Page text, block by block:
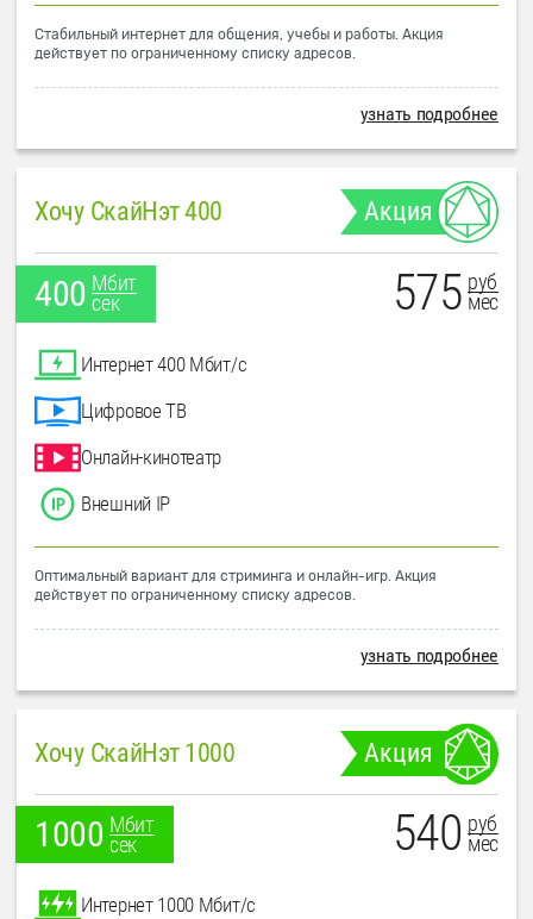
Стабильный интернет для общения, учебы и работы. Акция
действует по ограниченному списку адресов.
узнать подробнее
Хочу СкайНэт 400 Акция
400 Мбит
сек
575 руб
мес
Интернет 400 Мбит/с
Цифровое ТВ
Онлайн-кинотеатр
Внешний IP
Оптимальный вариант для стриминга и онлайн-игр. Акция
действует по ограниченному списку адресов.
узнать подробнее
Хочу СкайНэт 1000 Акция
1000 Мбит
сек
540 руб
мес
Интернет 1000 Мбит/с